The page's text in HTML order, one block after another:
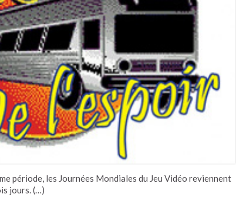
période, les Journées Mondiales du Jeu Vidéo reviennent
jours. (…)